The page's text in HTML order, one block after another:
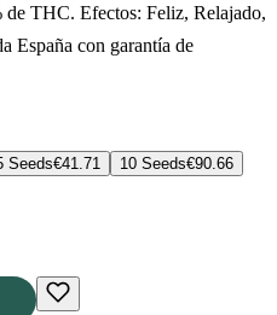
de THC. Efectos: Feliz, Relajado,
España con garantía de
Seeds€41.71 10 Seeds€90.66